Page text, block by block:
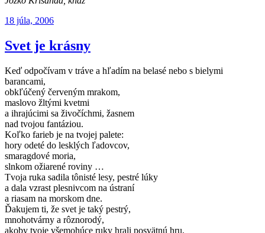
Publikované
18 júla, 2006
Svet je krásny
Keď odpočívam v tráve a hľadím na belasé nebo s bielymi
barancami,
obkľúčený červeným mrakom,
maslovo žltými kvetmi
a ihrajúcimi sa živočíchmi, žasnem
nad tvojou fantáziou.
Koľko farieb je na tvojej palete:
hory odeté do lesklých ľadovcov,
smaragdové moria,
slnkom ožiarené roviny …
Tvoja ruka sadila tônisté lesy, pestré lúky
a dala vzrast plesnivcom na ústraní
a riasam na morskom dne.
Ďakujem ti, že svet je taký pestrý,
mnohotvárny a rôznorodý,
akoby tvoje všemohúce ruky hrali posvätnú hru,